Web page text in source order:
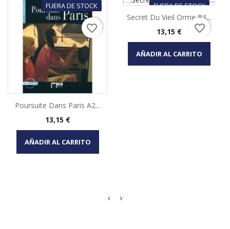
FUERA DE STOCK
Poursuite Dans Paris A2...
Precio
13,15 €
AÑADIR AL CARRITO
favorite_border
FUERA DE STOCK
Secret Du Vieil Orme B1...
Precio
13,15 €
AÑADIR AL CARRITO
favorite_border